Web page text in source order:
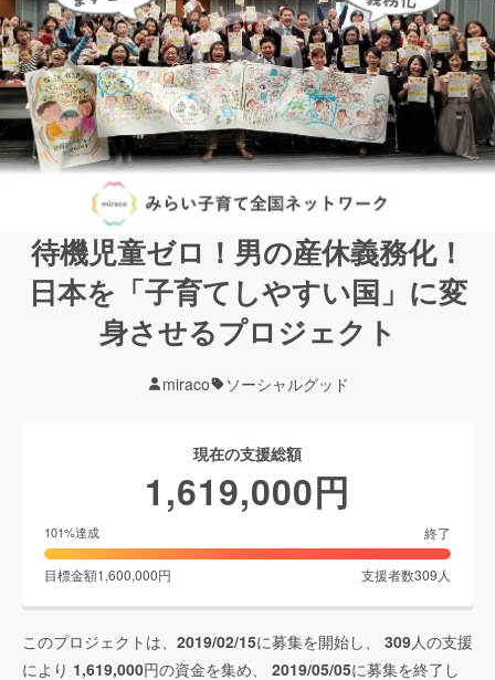
待機児童ゼロ！男の産休義務化！
日本を「子育てしやすい国」に変
身させるプロジェクト
miraco ソーシャルグッド
現在の支援総額
1,619,000円
101%達成 終了
目標金額1,600,000円 支援者数309 人
このプロジェクトは、 2019/02/15に募集を開始し、 309人の支援
により 1,619,000円の資金を集め、 2019/05/05に募集を終了し